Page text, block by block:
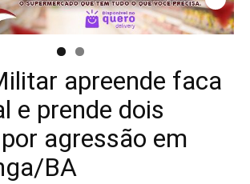
apreende faca
e prende dois
agressão em
BA